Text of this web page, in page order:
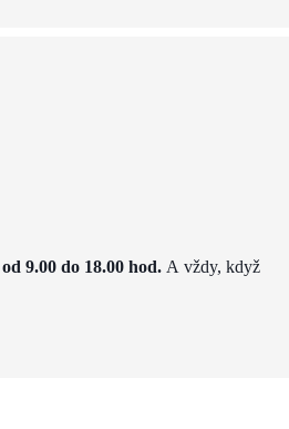
9.00 do 18.00 hod. A vždy, když